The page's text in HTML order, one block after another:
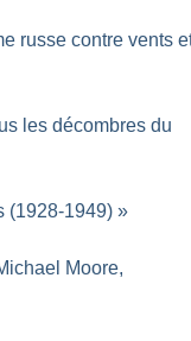
russe contre vents
les décombres du
(1928-1949) »
Moore,